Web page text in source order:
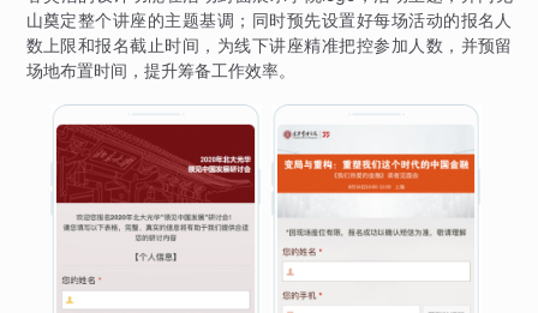
山奠定整个讲座的主题基调；同时预先设置好每场活动的报名人
数上限和报名截止时间，为线下讲座精准把控参加人数，并预留
场地布置时间，提升筹备工作效率。